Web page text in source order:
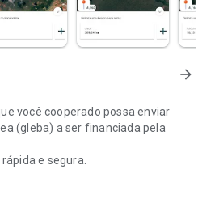
arrow_forward
você cooperado possa enviar
(gleba) a ser financiada pela
e segura.